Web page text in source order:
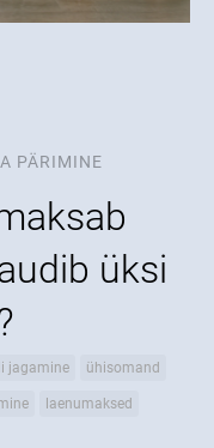
PÄRIMINE
üksi
jagamine ühisomand
laenumaksed